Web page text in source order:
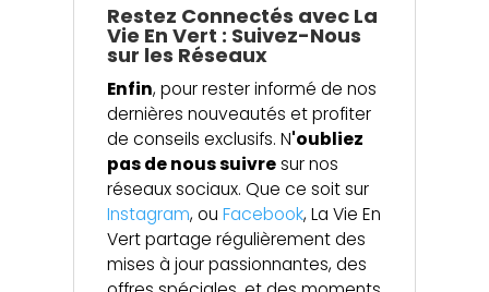
Restez Connectés avec La
Vie En Vert : Suivez-Nous
sur les Réseaux
Enfin, pour rester informé de nos
dernières nouveautés et profiter
de conseils exclusifs. N'oubliez
pas de nous suivresur nos
réseaux sociaux. Que ce soit sur
Instagram, ouFacebook, La Vie En
Vert partage régulièrement des
mises à jour passionnantes, des